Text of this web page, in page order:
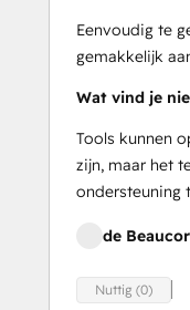
Eenvoudig te
gemakkelijk
Wat vind je
Tools kunnen
zijn, maar het
ondersteuning
de
Nuttig (0)